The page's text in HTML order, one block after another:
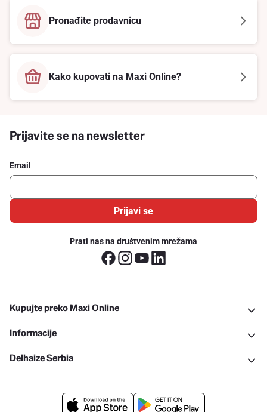
Pronađite prodavnicu
Kako kupovati na Maxi Online?
Prijavite se na newsletter
Email
Prijavi se
Prati nas na društvenim mrežama
Kupujte preko Maxi Online
Informacije
Delhaize Serbia